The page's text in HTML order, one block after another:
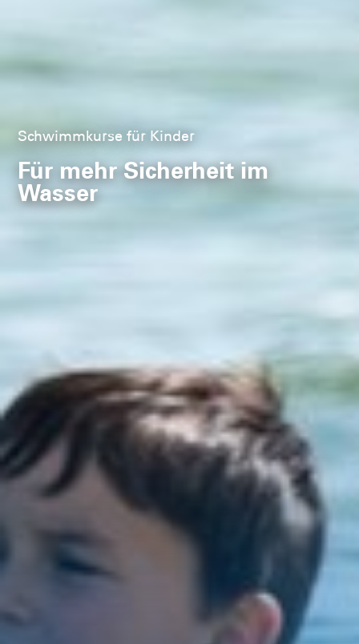
Schwimmkurse für Kinder
Für mehr Sicherheit im
Wasser
Die Kleinen stark machen
Anfängerschwimmen